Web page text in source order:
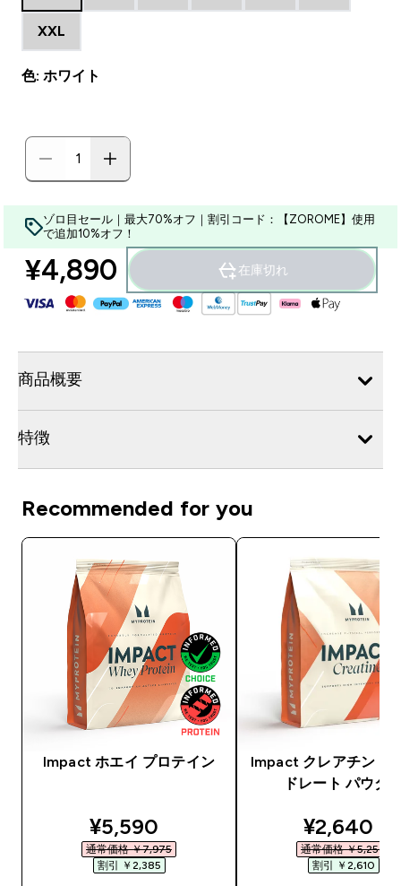
XXL
色: ホワイト
ゾロ目セール｜最大70%オフ｜割引コード：【ZOROME】使用
で追加10%オフ！
¥4,890‎ 在庫切れ
商品概要
特徴
Recommended for you
Impact ホエイ プロテイン
discounted price
¥5,590‎
通常価格 ￥7,975‎
割引 ￥2,385‎
Impact クレアチン モ
ドレート パウダ
¥2,640‎
通常価格 ￥5,250‎
割引 ￥2,610‎